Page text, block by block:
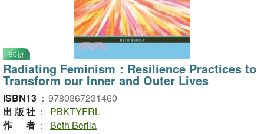
90折
Radiating Feminism：Resilience Practices to
Transform our Inner and Outer Lives
ISBN13 ： 9780367231460
出版社 ：
PBKTYFRL
作者 ：
Beth Berila